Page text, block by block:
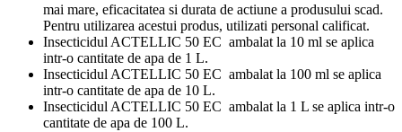
mai mare, eficacitatea si durata de actiune a produsului scad.
Pentru utilizarea acestui produs, utilizati personal calificat.
Insecticidul ACTELLIC 50 EC ambalat la 10 ml se aplica
intr-o cantitate de apa de 1 L.
Insecticidul ACTELLIC 50 EC ambalat la 100 ml se aplica
intr-o cantitate de apa de 10 L.
Insecticidul ACTELLIC 50 EC ambalat la 1 L se aplica intr-o
cantitate de apa de 100 L.